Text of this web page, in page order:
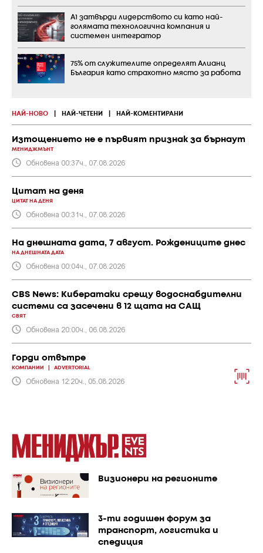
НАЙ-НОВО НАЙ-ЧЕТЕНИ НАЙ-КОМЕНТИРАНИ
Изтощението не е първият признак за бърнаут
МЕНИДЖМЪНТ
Обновена 00:37ч., 07.08.2026
Цитат на деня
ЦИТАТ НА ДЕНЯ
Обновена 00:31ч., 07.08.2026
На днешната дата, 7 август. Рождениците днес
НА ДНЕШНАТА ДАТА
Обновена 00:04ч., 07.08.2026
CBS News: Кибератаки срещу водоснабдителни
системи са засечени в 12 щата на САЩ
СВЯТ
Обновена 20:00ч., 06.08.2026
Горди отвътре
КОМПАНИИ ADVERTORIAL
Обновена 12:20ч., 05.08.2026
А1 затвърди лидерството си като най-
голямата технологична компания и
системен интегратор
75% от служителите определят Алианц
България като страхотно място за работа
Визионери на регионите
3-ти годишен форум за
транспорт, логистика и
спедиция